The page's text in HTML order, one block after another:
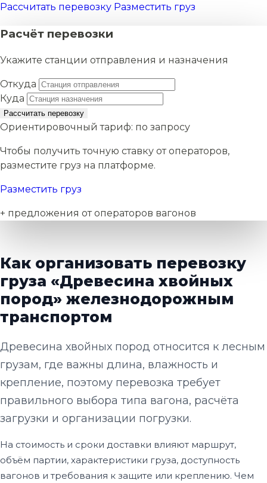
Рассчитать перевозку Разместить груз
Расчёт перевозки
Укажите станции отправления и назначения
Откуда
Куда
Рассчитать перевозку
Ориентировочный тариф: по запросу
Чтобы получить точную ставку от операторов,
разместите груз на платформе.
Разместить груз
+ предложения от операторов вагонов
Как организовать перевозку
груза «Древесина хвойных
пород» железнодорожным
транспортом
Древесина хвойных пород относится к лесным
грузам, где важны длина, влажность и
крепление, поэтому перевозка требует
правильного выбора типа вагона, расчёта
загрузки и организации погрузки.
На стоимость и сроки доставки влияют маршрут,
объём партии, характеристики груза, доступность
вагонов и требования к защите или креплению. Чем